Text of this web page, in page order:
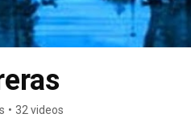
• 32 videos